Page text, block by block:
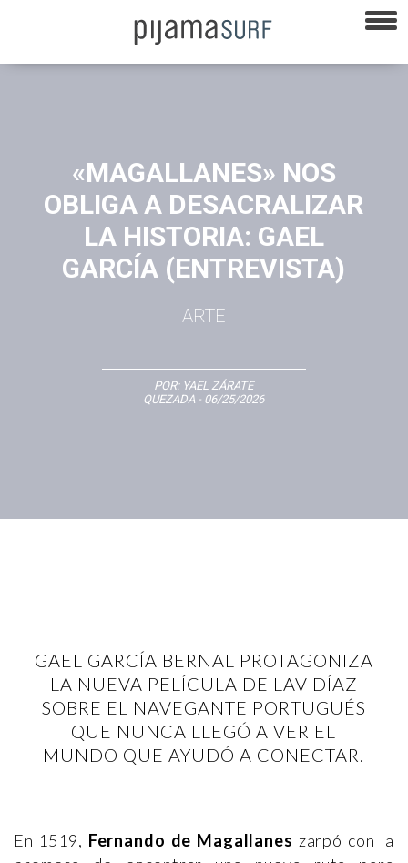
«MAGALLANES» NOS
OBLIGA A DESACRALIZAR
LA HISTORIA: GAEL
GARCÍA (ENTREVISTA)
ARTE
POR: YAEL ZÁRATE
QUEZADA - 06/25/2026
GAEL GARCÍA BERNAL PROTAGONIZA
LA NUEVA PELÍCULA DE LAV DÍAZ
SOBRE EL NAVEGANTE PORTUGUÉS
QUE NUNCA LLEGÓ A VER EL
MUNDO QUE AYUDÓ A CONECTAR.
En 1519, Fernando de Magallanes zarpó con la